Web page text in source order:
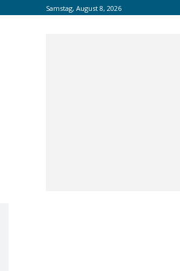
Samstag, August 8, 2026